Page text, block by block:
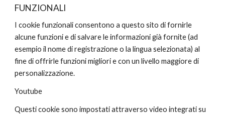
FUNZIONALI
I cookie funzionali consentono a questo sito di fornirle
alcune funzioni e di salvare le informazioni già fornite (ad
esempio il nome di registrazione o la lingua selezionata) al
fine di offrirle funzioni migliori e con un livello maggiore di
personalizzazione.
Youtube
Questi cookie sono impostati attraverso video integrati su